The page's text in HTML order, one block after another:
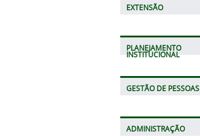
EXTENSÃO
PLANEJAMENTO
INSTITUCIONAL
GESTÃO DE PESSOAS
ADMINISTRAÇÃO